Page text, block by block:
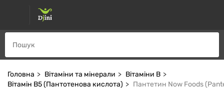
Головна Вітаміни та мінерали
Вітаміни В
Вітамін В5 (Пантотенова кислота)
Пантетин Now Foods